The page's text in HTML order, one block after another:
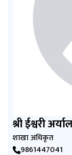
शाखा अधिकृत
9861447041
None